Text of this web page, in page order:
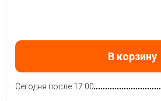
В корзину
Сегодня после 17:00